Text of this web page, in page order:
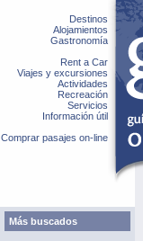
Destinos
Alojamientos
Gastronomía
Rent a Car
Viajes y excursiones
Actividades
Recreación
Servicios
Información útil
Comprar pasajes on-line
Más buscados